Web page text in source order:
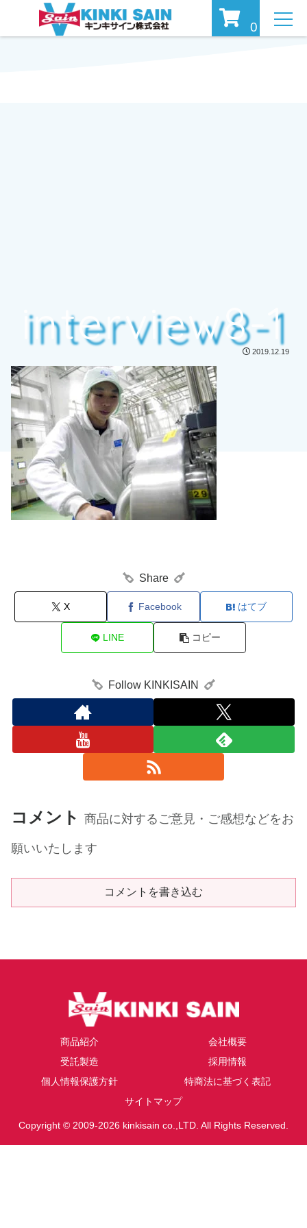
interview8-1
2019.12.19
Share
X Facebook はてブ
LINE コピー
Follow KINKISAIN
コメント 商品に対するご意見・ご感想などをお
願いいたします
コメントを書き込む
商品紹介
会社概要
受託製造
採用情報
個人情報保護方針
特商法に基づく表記
サイトマップ
Copyright © 2009-2026 kinkisain co.,LTD. All Rights Reserved.
0